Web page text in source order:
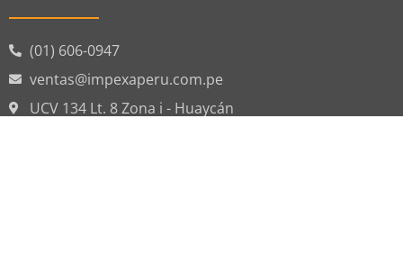
(01) 606-0947
ventas@impexaperu.com.pe
UCV 134 Lt. 8 Zona i - Huaycán